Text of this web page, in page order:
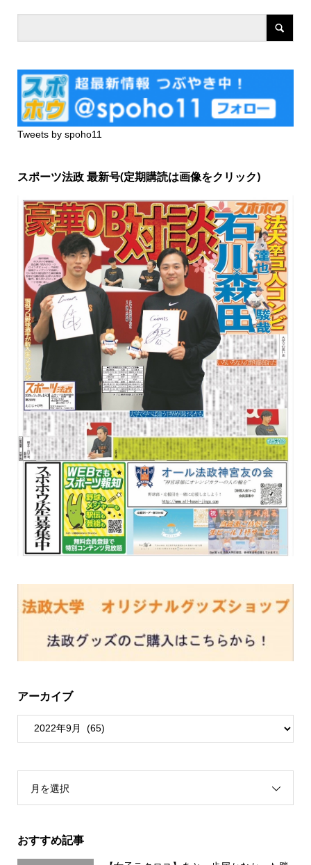
Tweets by spoho11
スポーツ法政 最新号(定期購読は画像をクリック)
アーカイブ
月を選択
おすすめ記事